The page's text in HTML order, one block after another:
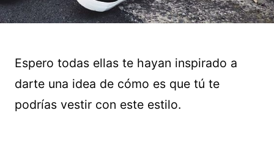
Espero todas ellas te hayan inspirado a
darte una idea de cómo es que tú te
podrías vestir con este estilo.